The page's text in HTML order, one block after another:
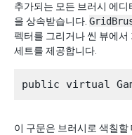
추가되는 모든 브러시 에디
을 상속받습니다.
펙터를 그리거나 씬 뷰에서
세트를 제공합니다.
이 구문은 브러시로 색칠